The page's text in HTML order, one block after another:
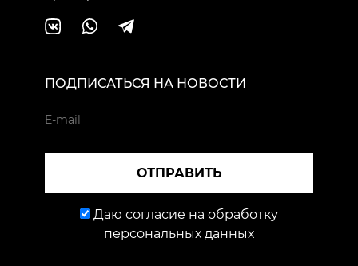
ПОДПИСАТЬСЯ НА НОВОСТИ
ОТПРАВИТЬ
Даю согласие на обработку
персональных данных